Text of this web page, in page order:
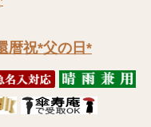
暦祝*父の日*